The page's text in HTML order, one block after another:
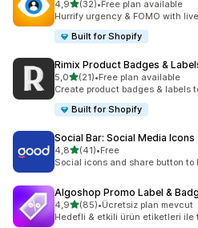
4,95 yıldız üzerinden
(32)
toplam 32 değerlendirme
•Free plan available
Hurrify urgency & FOMO with
Built for Shopify
Rimix Product Badges &
5,05 yıldız üzerinden
(21)
toplam 21 değerlendirme
•Free plan available
Create product badges & labels
Built for Shopify
Social Bar: Social Media Icons
4,85 yıldız üzerinden
(41)
toplam 41 değerlendirme
•Free
Social icons and share button to
Algoshop Promo Label &
4,95 yıldız üzerinden
(85)
toplam 85 değerlendirme
•Ücretsiz plan mevcut
Hedefli & etkili ürün etiketleri ile